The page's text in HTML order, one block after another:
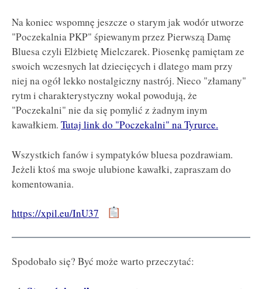
Na koniec wspomnę jeszcze o starym jak wodór utworze
"Poczekalnia PKP" śpiewanym przez Pierwszą Damę
Bluesa czyli Elżbietę Mielczarek. Piosenkę pamiętam ze
swoich wczesnych lat dziecięcych i dlatego mam przy
niej na ogół lekko nostalgiczny nastrój. Nieco "złamany"
rytm i charakterystyczny wokal powodują, że
"Poczekalni" nie da się pomylić z żadnym inym
kawałkiem. Tutaj link do "Poczekalni" na Tyrurce.
Wszystkich fanów i sympatyków bluesa pozdrawiam.
Jeżeli ktoś ma swoje ulubione kawałki, zapraszam do
komentowania.
https://xpil.eu/InU37
Spodobało się? Być może warto przeczytać: